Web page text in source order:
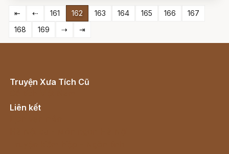
⇤ ⇠ 161 162 163 164 165 166
167
168
169 ⇢ ⇥
Truyện Xưa Tích Cũ
Liên kết